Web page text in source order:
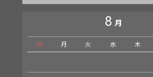
8 月
日 月 火 水 木